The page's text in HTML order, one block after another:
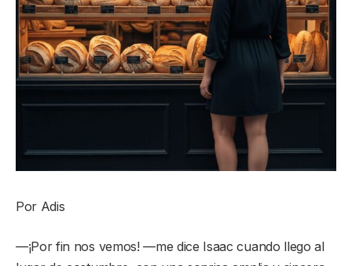
Por Adis
—¡Por fin nos vemos! —me dice Isaac cuando llego al